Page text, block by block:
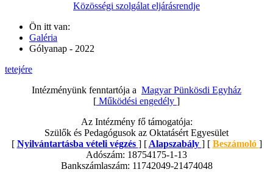
Közösségi szolgálat eljárásrendje
Ön itt van:
Galéria
Gólyanap - 2022
tetejére
Intézményünk fenntartója a Magyar Pünkösdi Egyház
[ Működési engedély ]
Az Intézmény fő támogatója:
Szülők és Pedagógusok az Oktatásért Egyesület
[ Nyilvántartásba vételi végzés ] [ Alapszabály ] [ Beszámoló ]
Adószám: 18754175-1-13
Bankszámlaszám: 11742049-21474048